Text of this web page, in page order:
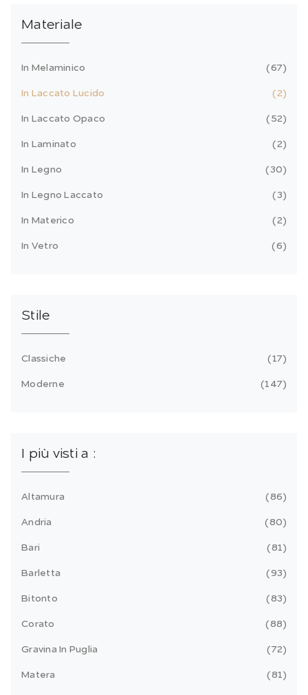
Materiale
In Melaminico 67
In Laccato Lucido 2
In Laccato Opaco 52
In Laminato 2
In Legno 30
In Legno Laccato 3
In Materico 2
In Vetro 6
Stile
Classiche 17
Moderne 147
I più visti a :
Altamura 86
Andria 80
Bari 81
Barletta 93
Bitonto 83
Corato 88
Gravina In Puglia 72
Matera 81